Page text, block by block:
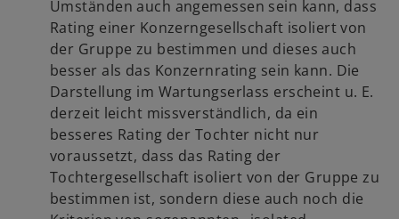
Umständen auch angemessen sein kann, dass
Rating einer Konzerngesellschaft isoliert von
der Gruppe zu bestimmen und dieses auch
besser als das Konzernrating sein kann. Die
Darstellung im Wartungserlass erscheint u. E.
derzeit leicht missverständlich, da ein
besseres Rating der Tochter nicht nur
voraussetzt, dass das Rating der
Tochtergesellschaft isoliert von der Gruppe zu
bestimmen ist, sondern diese auch noch die